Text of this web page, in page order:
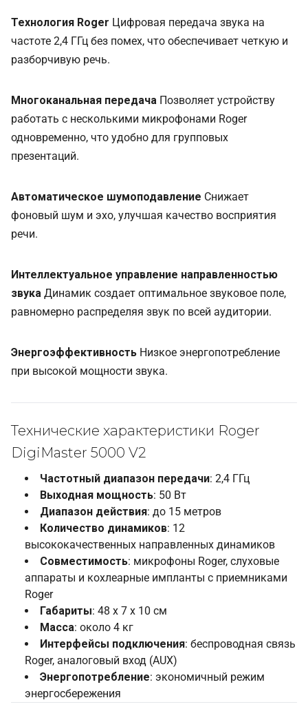
Технология Roger Цифровая передача звука на
частоте 2,4 ГГц без помех, что обеспечивает четкую и
разборчивую речь.
Многоканальная передача Позволяет устройству
работать с несколькими микрофонами Roger
одновременно, что удобно для групповых
презентаций.
Автоматическое шумоподавление Снижает
фоновый шум и эхо, улучшая качество восприятия
речи.
Интеллектуальное управление направленностью
звука Динамик создает оптимальное звуковое поле,
равномерно распределяя звук по всей аудитории.
Энергоэффективность Низкое энергопотребление
при высокой мощности звука.
Технические характеристики Roger
DigiMaster 5000 V2
Частотный диапазон передачи: 2,4 ГГц
Выходная мощность: 50 Вт
Диапазон действия: до 15 метров
Количество динамиков: 12
высококачественных направленных динамиков
Совместимость: микрофоны Roger, слуховые
аппараты и кохлеарные импланты с приемниками
Roger
Габариты: 48 x 7 x 10 см
Масса: около 4 кг
Интерфейсы подключения: беспроводная связь
Roger, аналоговый вход (AUX)
Энергопотребление: экономичный режим
энергосбережения